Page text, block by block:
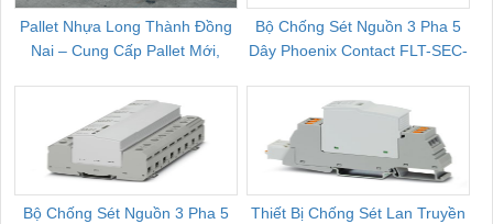
Pallet Nhựa Long Thành Đồng
Nai – Cung Cấp Pallet Mới,
Bộ Chống Sét Nguồn 3 Pha 5
Dây Phoenix Contact FLT-SEC-
Bộ Chống Sét Nguồn 3 Pha 5
Thiết Bị Chống Sét Lan Truyền